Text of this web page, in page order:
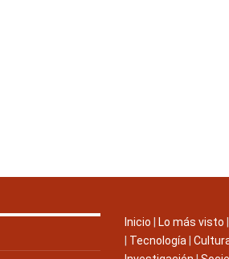
Inicio | Lo más visto |
| Tecnología |